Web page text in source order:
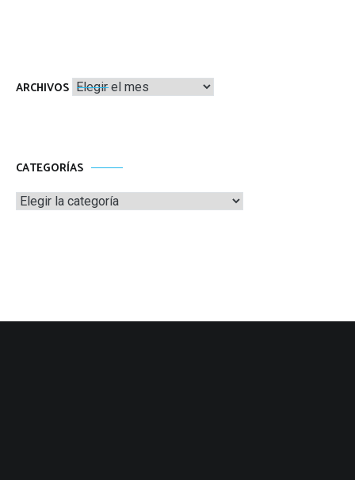
ARCHIVOS Archivos
CATEGORÍAS
Categorías